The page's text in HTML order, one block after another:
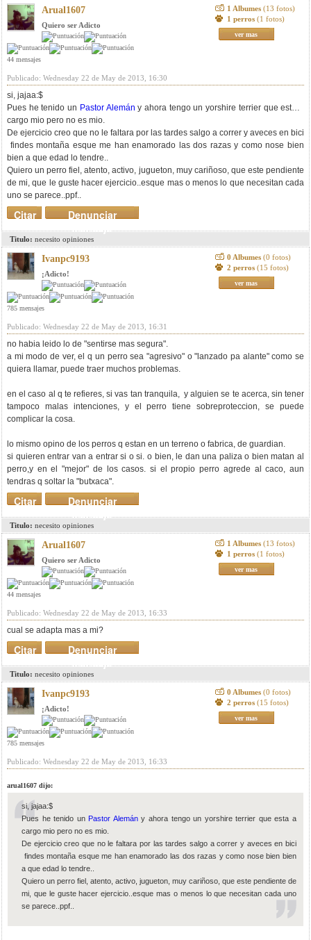
Arual1607
Quiero ser Adicto
44 mensajes
1 Albumes (13 fotos)
1 perros (1 fotos)
ver mas
Publicado: Wednesday 22 de May de 2013, 16:30
si, jajaa:$
Pues he tenido un Pastor Alemán y ahora tengo un yorshire terrier que esta a
cargo mio pero no es mio.
De ejercicio creo que no le faltara por las tardes salgo a correr y aveces en bici
findes montaña esque me han enamorado las dos razas y como nose bien
bien a que edad lo tendre..
Quiero un perro fiel, atento, activo, jugueton, muy cariñoso, que este pendiente
de mi, que le guste hacer ejercicio..esque mas o menos lo que necesitan cada
uno se parece..ppf..
Denunciar
mensaje
Citar
Titulo: necesito opiniones
Ivanpc9193
¡Adicto!
785 mensajes
0 Albumes (0 fotos)
2 perros (15 fotos)
ver mas
Publicado: Wednesday 22 de May de 2013, 16:31
no habia leido lo de "sentirse mas segura".
a mi modo de ver, el q un perro sea "agresivo" o "lanzado pa alante" como se
quiera llamar, puede traer muchos problemas.
en el caso al q te refieres, si vas tan tranquila, y alguien se te acerca, sin tener
tampoco malas intenciones, y el perro tiene sobreproteccion, se puede
complicar la cosa.
lo mismo opino de los perros q estan en un terreno o fabrica, de guardian.
si quieren entrar van a entrar si o si. o bien, le dan una paliza o bien matan al
perro,y en el "mejor" de los casos. si el propio perro agrede al caco, aun
tendras q soltar la "butxaca".
Denunciar
mensaje
Citar
Titulo: necesito opiniones
Arual1607
Quiero ser Adicto
44 mensajes
1 Albumes (13 fotos)
1 perros (1 fotos)
ver mas
Publicado: Wednesday 22 de May de 2013, 16:33
cual se adapta mas a mi?
Denunciar
mensaje
Citar
Titulo: necesito opiniones
Ivanpc9193
¡Adicto!
785 mensajes
0 Albumes (0 fotos)
2 perros (15 fotos)
ver mas
Publicado: Wednesday 22 de May de 2013, 16:33
arual1607 dijo:
si, jajaa:$
Pues he tenido un Pastor Alemány ahora tengo un yorshire terrier que esta a
cargo mio pero no es mio.
De ejercicio creo que no le faltara por las tardes salgo a correr y aveces en bici
findes montaña esque me han enamorado las dos razas y como nose bien bien
a que edad lo tendre..
Quiero un perro fiel, atento, activo, jugueton, muy cariñoso, que este pendiente de
mi, que le guste hacer ejercicio..esque mas o menos lo que necesitan cada uno
se parece..ppf..